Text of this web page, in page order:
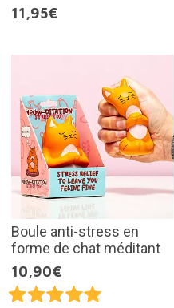
11,95€
Boule anti-stress en
forme de chat méditant
10,90€